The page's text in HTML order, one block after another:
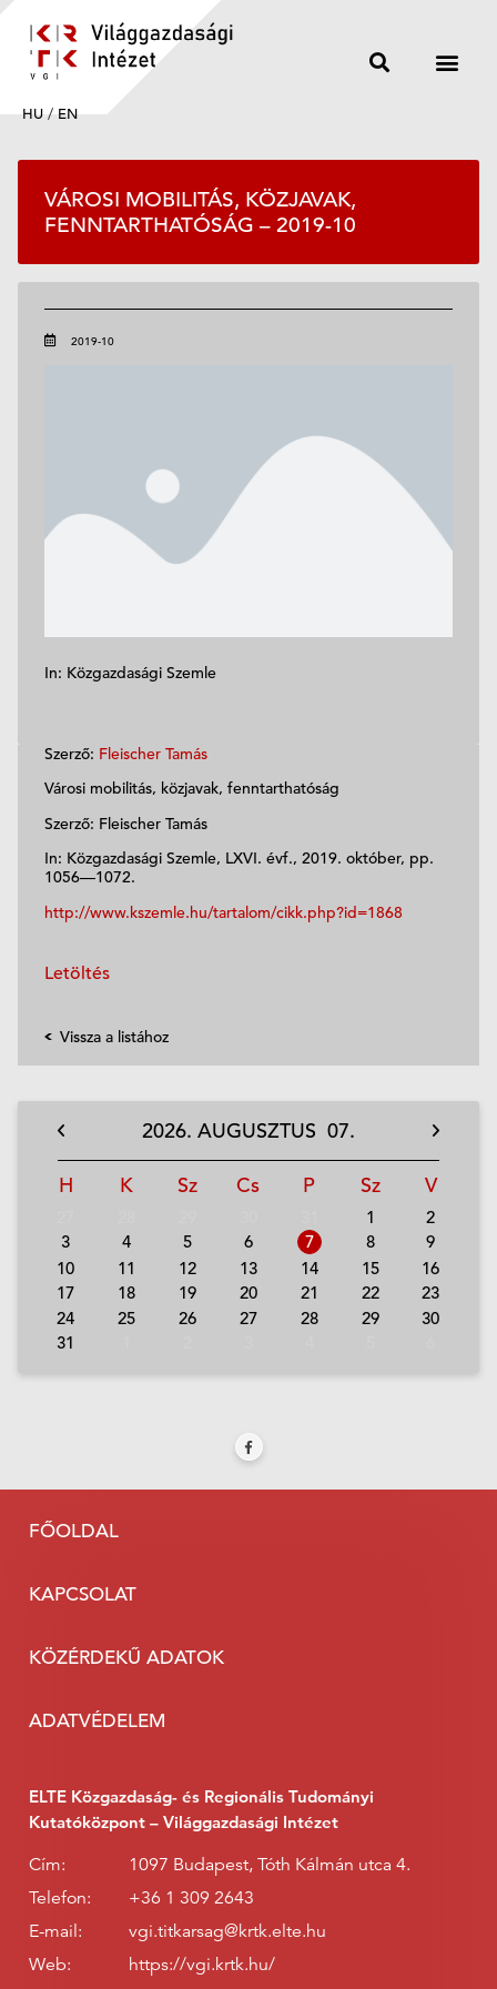
HU / EN
VÁROSI MOBILITÁS, KÖZJAVAK,
FENNTARTHATÓSÁG – 2019-10
2019-10
In: Közgazdasági Szemle
Szerző: Fleischer Tamás
Városi mobilitás, közjavak, fenntarthatóság
Szerző: Fleischer Tamás
In: Közgazdasági Szemle, LXVI. évf., 2019. október, pp.
1056—1072.
http://www.kszemle.hu/tartalom/cikk.php?id=1868
Letöltés
Vissza a listához
2026. AUGUSZTUS 07.
H K Sz Cs P Sz V
1
2
3
4 5 6 7 8
9
10
11 12 13 14 15
16
17
18 19 20 21 22
23
24
25 26 27 28 29
30
31
FŐOLDAL
KAPCSOLAT
KÖZÉRDEKŰ ADATOK
ADATVÉDELEM
ELTE Közgazdaság- és Regionális Tudományi
Kutatóközpont – Világgazdasági Intézet
Cím:
1097 Budapest, Tóth Kálmán utca 4.
Telefon:
+36 1 309 2643
E-mail:
vgi.titkarsag@krtk.elte.hu
Web:
https://vgi.krtk.hu/